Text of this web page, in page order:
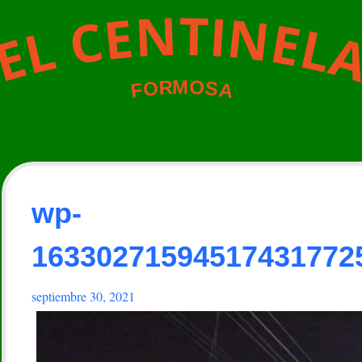
L CENTINELA
FORMOSA
wp-
septiembre 30, 2021